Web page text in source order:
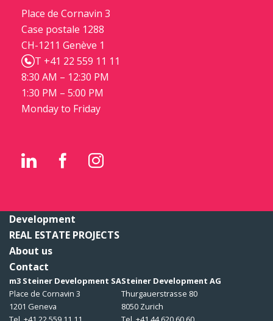
Place de Cornavin 3
Case postale 1288
CH-1211 Genève 1
T +41 22 559 11 11
8:30 AM – 12:30 PM
1:30 PM – 5:00 PM
Monday to Friday
Development
REAL ESTATE PROJECTS
About us
Contact
m3 Steiner Development SA
Place de Cornavin 3
1201 Geneva
Steiner Development AG
Thurgauerstrasse 80
8050 Zurich